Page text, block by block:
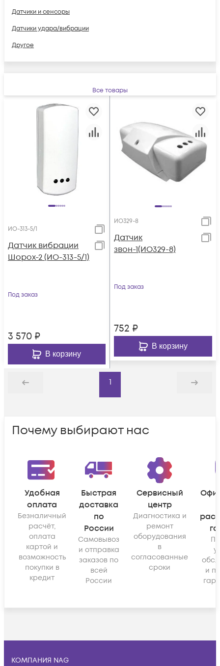
Датчики и сенсоры
Датчики удара/вибрации
Другое
Все товары
ИО-313-5/1
Датчик вибрации
Шорох-2 (ИО-313-5/1)
Под заказ
3 570 ₽
В корзину
ИО329-8
Датчик
звон-1(ИО329-8)
Под заказ
752 ₽
В корзину
Назад
1
Дальше
Почему выбирают нас
Удобная
оплата
Безналичный
расчёт,
оплата
картой и
возможность
покупки в
кредит
Быстрая
доставка
по
России
Самовывоз
и отправка
заказов по
всей
России
Сервисный
центр
Диагностика и
ремонт
оборудования
в
согласованные
сроки
и
КОМПАНИЯ NAG